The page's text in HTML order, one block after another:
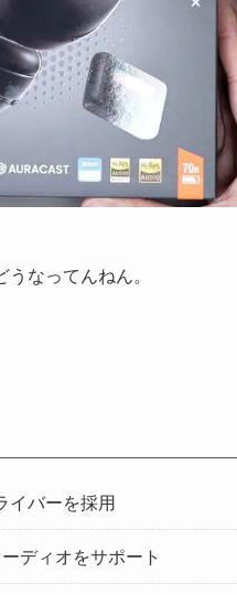
なってんねん。
イバーを採用
ディオをサポート